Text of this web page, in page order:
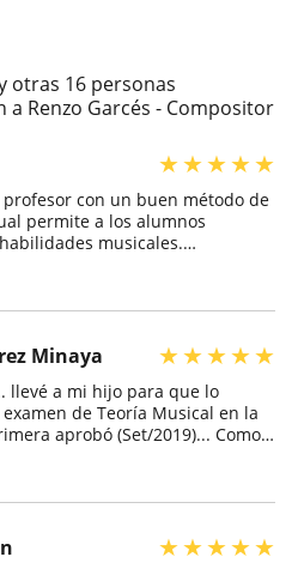
otras 16 personas
a Renzo Garcés - Compositor
★★★★★
profesor con un buen método de
permite a los alumnos
musicales.
de mi hija. Y estoy muy
darle las gracias. ¡Lo
Minaya ★★★★★
llevé a mi hijo para que lo
de Teoría Musical en la
aprobó (Set/2019)... Como
hay mucho que aprender
★★★★★